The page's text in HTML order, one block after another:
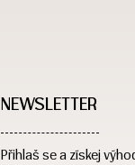
NEWSLETTER
Přihlaš se a získej